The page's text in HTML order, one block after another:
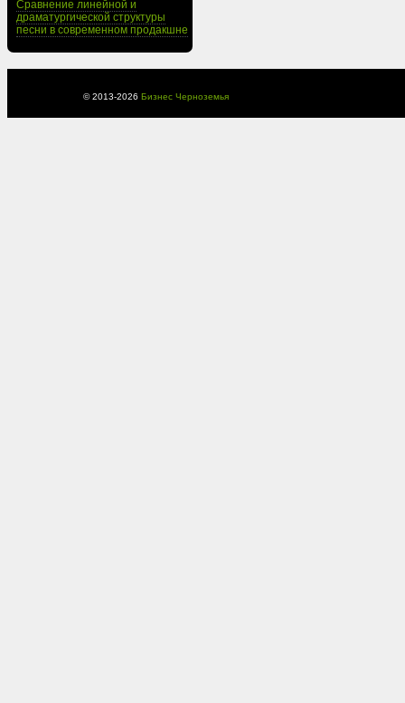
Сравнение линейной и
драматургической структуры
песни в современном продакшне
© 2013-2026 Бизнес Черноземья